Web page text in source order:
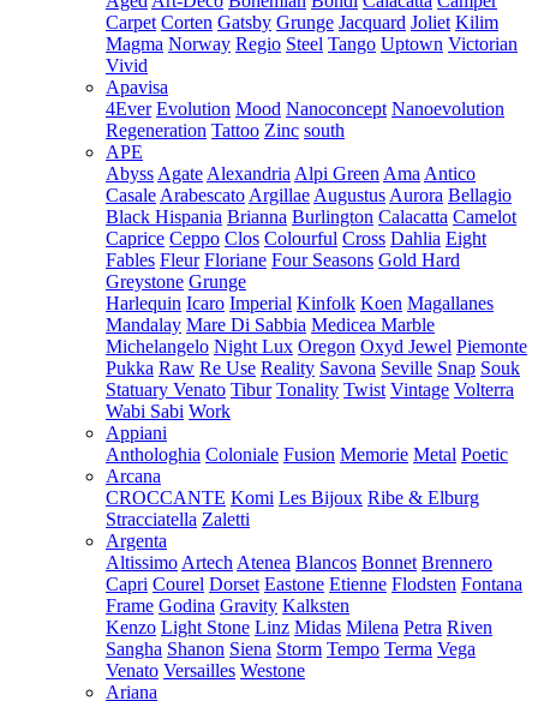
Carpet Corten Gatsby Grunge Jacquard Joliet Kilim
Magma Norway Regio Steel Tango Uptown Victorian
Vivid
Apavisa
4Ever Evolution Mood Nanoconcept Nanoevolution
Regeneration Tattoo Zinc south
APE
Abyss Agate Alexandria Alpi Green Ama Antico
Casale Arabescato Argillae Augustus Aurora Bellagio
Black Hispania Brianna Burlington Calacatta Camelot
Caprice Ceppo Clos Colourful Cross Dahlia Eight
Fables Fleur Floriane Four Seasons Gold Hard
Greystone Grunge
Harlequin Icaro Imperial Kinfolk Koen Magallanes
Mandalay Mare Di Sabbia Medicea Marble
Michelangelo Night Lux Oregon Oxyd Jewel Piemonte
Pukka Raw Re Use Reality Savona Seville Snap Souk
Statuary Venato Tibur Tonality Twist Vintage Volterra
Wabi Sabi Work
Appiani
Anthologhia Coloniale Fusion Memorie Metal Poetic
Arcana
CROCCANTE Komi Les Bijoux Ribe & Elburg
Stracciatella Zaletti
Argenta
Altissimo Artech Atenea Blancos Bonnet Brennero
Capri Courel Dorset Eastone Etienne Flodsten Fontana
Frame Godina Gravity Kalksten
Kenzo Light Stone Linz Midas Milena Petra Riven
Sangha Shanon Siena Storm Tempo Terma Vega
Venato Versailles Westone
Ariana